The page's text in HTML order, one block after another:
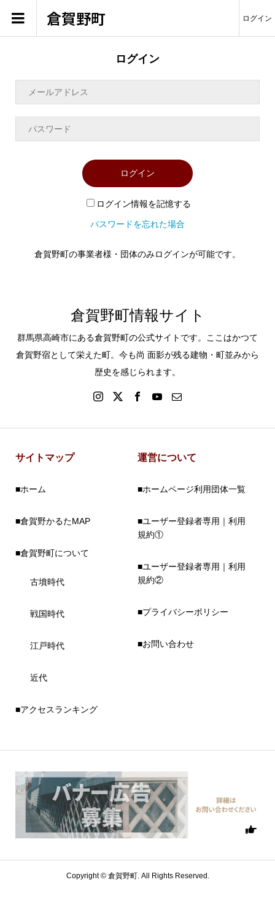
倉賀野町 ログイン
ログイン
ログイン
ログイン情報を記憶する
パスワードを忘れた場合
倉賀野町の事業者様・団体のみログインが可能です。
倉賀野町情報サイト
群馬県高崎市にある倉賀野町の公式サイトです。ここはかつて
倉賀野宿として栄えた町。今も尚 面影が残る建物・町並みから
歴史を感じられます。
サイトマップ
■ホーム
■倉賀野かるたMAP
■倉賀野町について
古墳時代
戦国時代
江戸時代
近代
■アクセスランキング
運営について
■ホームページ利用団体一覧
■ユーザー登録者専用｜利用
規約①
■ユーザー登録者専用｜利用
規約②
■プライバシーポリシー
■お問い合わせ
Copyright ©倉賀野町. All Rights Reserved.